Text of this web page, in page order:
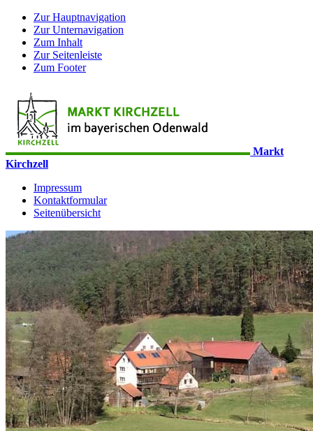
Zur Hauptnavigation
Zur Unternavigation
Zum Inhalt
Zur Seitenleiste
Zum Footer
Markt
Kirchzell
Impressum
Kontaktformular
Seitenübersicht